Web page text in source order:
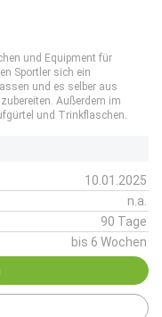
und Equipment für
Sportler sich ein
und es selber aus
Außerdem im
und Trinkflaschen.
10.01.2025
n.a.
90 Tage
bis 6 Wochen